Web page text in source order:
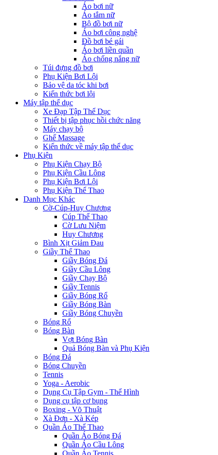
Áo bơi nữ
Áo tắm nữ
Bộ đồ bơi nữ
Áo bơi công nghệ
Đồ bơi bé gái
Áo bơi liền quần
Áo chống nắng nữ
Túi đựng đồ bơi
Phụ Kiện Bơi Lội
Bảo vệ da tóc khi bơi
Kiến thức bơi lội
Máy tập thể dục
Xe Đạp Tập Thể Dục
Thiết bị tập phục hồi chức năng
Máy chạy bộ
Ghế Massage
Kiến thức về máy tập thể dục
Phụ Kiện
Phụ Kiện Chạy Bộ
Phụ Kiện Cầu Lông
Phụ Kiện Bơi Lội
Phụ Kiện Thể Thao
Danh Mục Khác
Cờ-Cúp-Huy Chương
Cúp Thể Thao
Cờ Lưu Niệm
Huy Chương
Bình Xịt Giảm Đau
Giầy Thể Thao
Giầy Bóng Đá
Giầy Cầu Lông
Giầy Chạy Bộ
Giầy Tennis
Giầy Bóng Rổ
Giầy Bóng Bàn
Giầy Bóng Chuyền
Bóng Rổ
Bóng Bàn
Vợt Bóng Bàn
Quả Bóng Bàn và Phụ Kiện
Bóng Đá
Bóng Chuyền
Tennis
Yoga - Aerobic
Dụng Cụ Tập Gym - Thể Hình
Dụng cụ tập cơ bụng
Boxing - Võ Thuật
Xà Đơn - Xà Kép
Quần Áo Thể Thao
Quần Áo Bóng Đá
Quần Áo Cầu Lông
Quần Áo Tennis